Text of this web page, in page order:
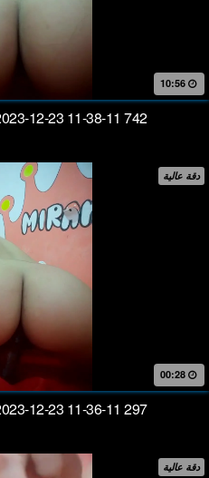
10:56
12-23 11-38-11 742
دقة عالية
00:28
12-23 11-36-11 297
دقة عالية